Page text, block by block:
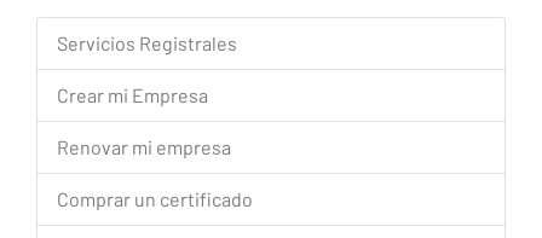
Servicios Registrales
Crear mi Empresa
Renovar mi empresa
Comprar un certificado